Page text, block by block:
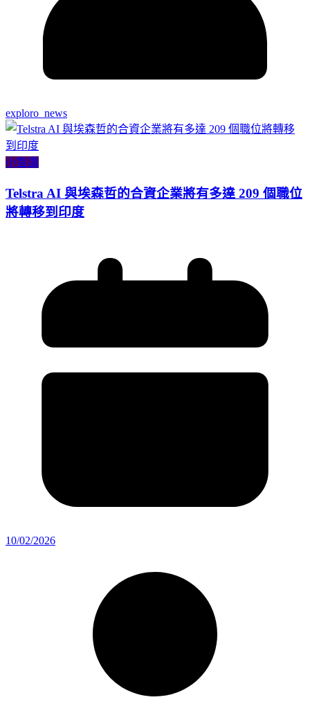
exploro_news
小智識
Telstra AI 與埃森哲的合資企業將有多達 209 個職位
將轉移到印度
10/02/2026